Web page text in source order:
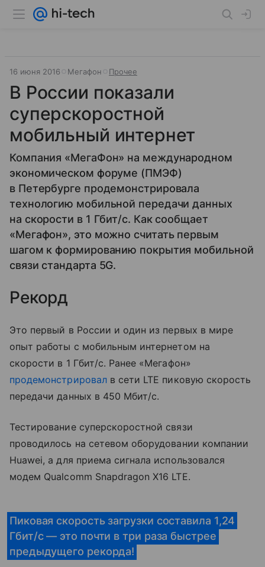
16 июня 2016 Мегафон Прочее
В России показали
суперскоростной
мобильный интернет
Компания «МегаФон» на международном
экономическом форуме (ПМЭФ)
в Петербурге продемонстрировала
технологию мобильной передачи данных
на скорости в 1 Гбит/с. Как сообщает
«Мегафон», это можно считать первым
шагом к формированию покрытия мобильной
связи стандарта 5G.
Рекорд
Это первый в России и один из первых в мире
опыт работы с мобильным интернетом на
скорости в 1 Гбит/с. Ранее «Мегафон»
продемонстрировалв сети LTE пиковую скорость
передачи данных в 450 Мбит/с.
Тестирование суперскоростной связи
проводилось на сетевом оборудовании компании
Huawei, а для приема сигнала использовался
модем Qualcomm Snapdragon X16 LTE.
Пиковая скорость загрузки составила 1,24
Гбит/с — это почти в три раза быстрее
предыдущего рекорда!